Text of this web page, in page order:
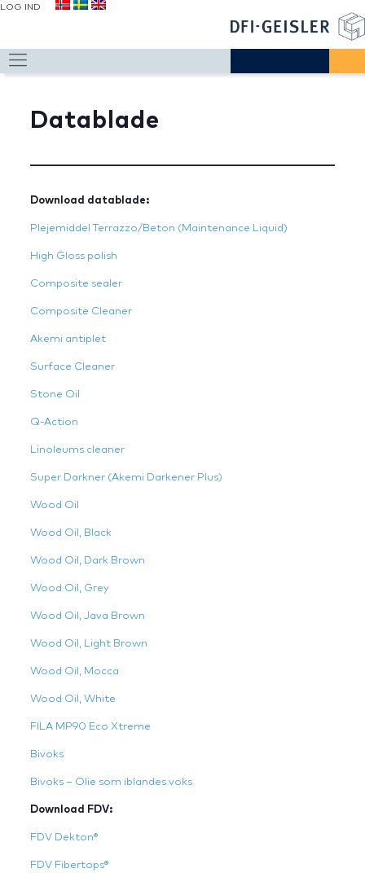
LOG IND
Datablade
Download datablade:
Plejemiddel Terrazzo/Beton (Maintenance Liquid)
High Gloss polish
Composite sealer
Composite Cleaner
Akemi antiplet
Surface Cleaner
Stone Oil
Q-Action
Linoleums cleaner
Super Darkner (Akemi Darkener Plus)
Wood Oil
Wood Oil, Black
Wood Oil, Dark Brown
Wood Oil, Grey
Wood Oil, Java Brown
Wood Oil, Light Brown
Wood Oil, Mocca
Wood Oil, White
FILA MP90 Eco Xtreme
Bivoks
Bivoks – Olie som iblandes voks
Download FDV:
FDV Dekton®
FDV Fibertops®